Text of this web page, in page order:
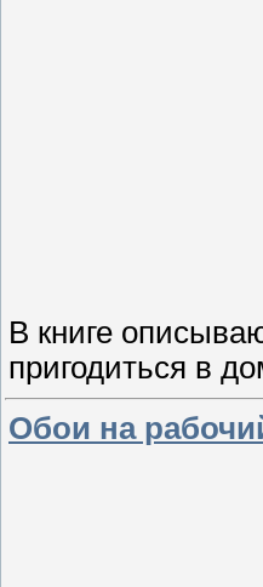
В книге
пригодиться в
Обои на